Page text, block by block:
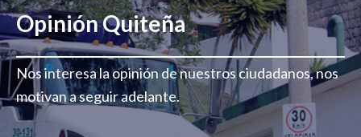
Opinión Quiteña
Nos interesa la opinión de nuestros ciudadanos, nos
motivan a seguir adelante.